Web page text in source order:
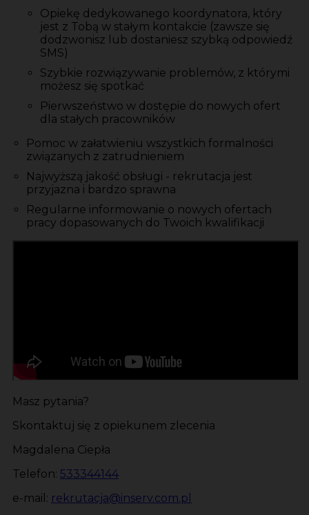
Opiekę dedykowanego koordynatora, który
jest z Tobą w stałym kontakcie (zawsze się
dodzwonisz lub dostaniesz szybką odpowiedź
SMS)
Szybkie rozwiązywanie problemów, z którymi
możesz się spotkać
Pierwszeństwo w dostępie do nowych ofert
dla stałych pracowników
Pomoc w załatwieniu wszystkich formalności
związanych z zatrudnieniem
Najwyższą jakość obsługi - rekrutacja jest
przyjazna i bardzo sprawna
Regularne informowanie o nowych ofertach
pracy dopasowanych do Twoich kwalifikacji
Masz pytania?
Skontaktuj się z opiekunem zlecenia
Magdalena Ciepła
Telefon: 533344144
e-mail: rekrutacja@inserv.com.pl